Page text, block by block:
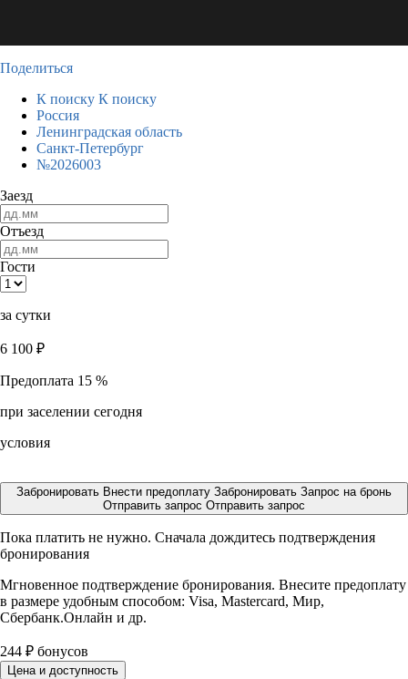
Поделиться
К поиску К поиску
Россия
Ленинградская область
Санкт-Петербург
№2026003
Заезд
Отъезд
Гости
за сутки
6 100 ₽
Предоплата 15 %
при заселении сегодня
условия
Забронировать Внести предоплату Забронировать Запрос на бронь
Отправить запрос Отправить запрос
Пока платить не нужно. Сначала дождитесь подтверждения
бронирования
Мгновенное подтверждение бронирования. Внесите предоплату
в размере удобным способом: Visa, Mastercard, Мир,
Сбербанк.Онлайн и др.
244 ₽ бонусов
Цена и доступность